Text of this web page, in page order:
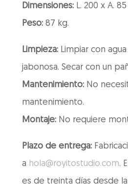
Dimensiones:L. 200 x A.
Peso:87 kg.
Limpieza:Limpiar con
jabonosa. Secar con un
Mantenimiento:No
mantenimiento.
Montaje:No requiere
Plazo de entrega:
a hola@royitostudio.com.
es de treinta días desde